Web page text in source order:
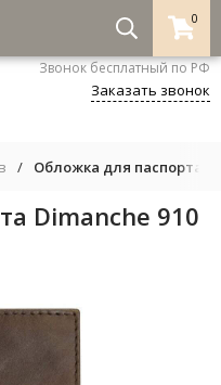
0
8-800-333-5530
Звонок бесплатный по РФ
Заказать звонок
/ Обложка для паспорта
Dimanche 910